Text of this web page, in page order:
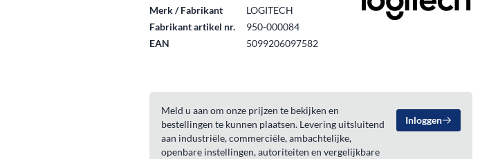
Merk / Fabrikant
LOGITECH
Fabrikant artikel nr.
950-000084
EAN
5099206097582
Meld u aan om onze prijzen te bekijken en
bestellingen te kunnen plaatsen. Levering uitsluitend
aan industriële, commerciële, ambachtelijke,
openbare instellingen, autoriteiten en vergelijkbare
Inloggen